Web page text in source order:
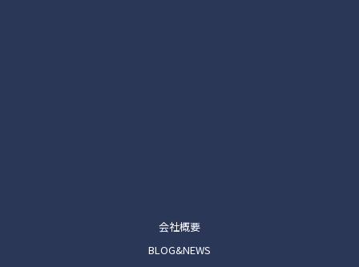
会社概要
BLOG&NEWS